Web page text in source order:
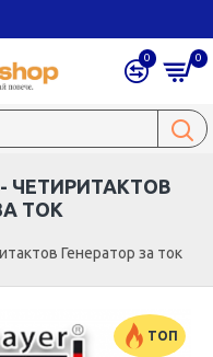
0 0
Генератор за ток
ЧЕТИРИТАКТОВ
ТОК
ТОП